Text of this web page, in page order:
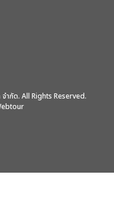
ำกัด. All Rights Reserved.